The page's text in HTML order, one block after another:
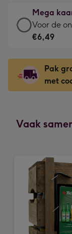
kleine
gelukwens
-
120
x
160
mm
€4,79
-
Meest
gekozen
167
x
Mega
Mega
kaart
€6,49
-
Voor
indruk
241
x
333
mm
Voor de
€6,49
Pak
met
Vaak